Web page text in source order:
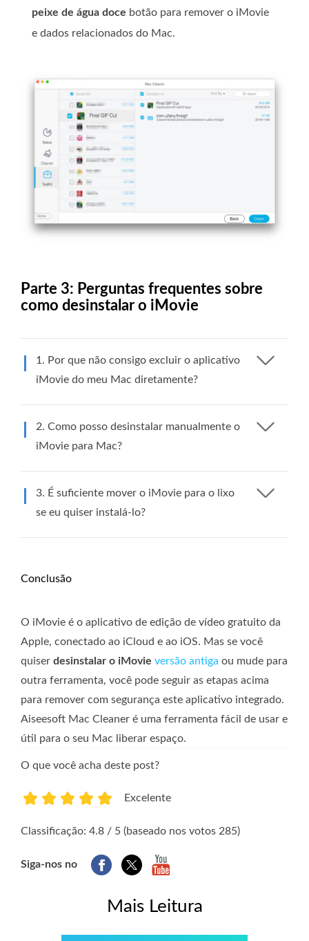
peixe de água doce botão para remover o iMovie
e dados relacionados do Mac.
Parte 3: Perguntas frequentes sobre
como desinstalar o iMovie
1. Por que não consigo excluir o aplicativo
iMovie do meu Mac diretamente?
2. Como posso desinstalar manualmente o
iMovie para Mac?
3. É suficiente mover o iMovie para o lixo
se eu quiser instalá-lo?
Conclusão
O iMovie é o aplicativo de edição de vídeo gratuito da
Apple, conectado ao iCloud e ao iOS. Mas se você
quiser desinstalar o iMovie versão antiga ou mude para
outra ferramenta, você pode seguir as etapas acima
para remover com segurança este aplicativo integrado.
Aiseesoft Mac Cleaner é uma ferramenta fácil de usar e
útil para o seu Mac liberar espaço.
O que você acha deste post?
Excelente
Classificação: 4.8 / 5 (baseado nos votos 285)
Siga-nos no
Mais Leitura